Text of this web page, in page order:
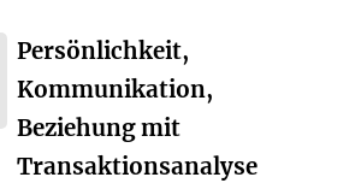
Persönlichkeit,
Kommunikation,
Beziehung mit
Transaktionsanalyse